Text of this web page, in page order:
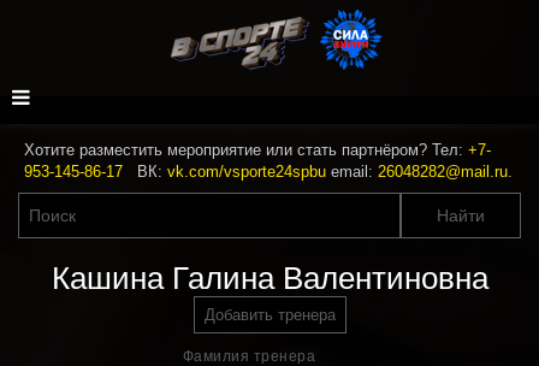
Хотите разместить мероприятие или стать партнёром? Тел: +7-
953-145-86-17 ВК: vk.com/vsporte24spbu email: 26048282@mail.ru.
Кашина Галина Валентиновна
Добавить тренера
Фамилия тренера